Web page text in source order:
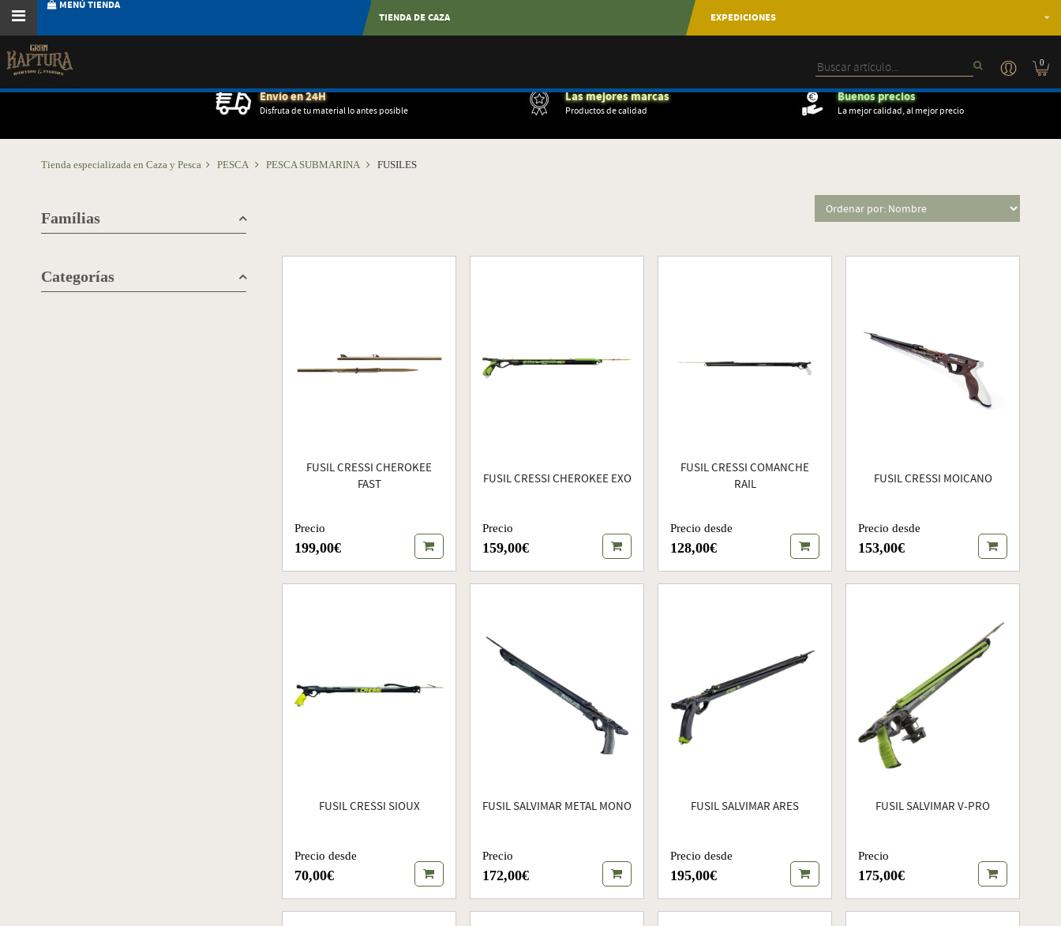
MENÚ TIENDA
TIENDA DE CAZA
EXPEDICIONES
0
Envío en 24H
Disfruta de tu material lo antes posible
Las mejores marcas
Productos de calidad
Buenos precios
La mejor calidad, al mejor precio
Tienda especializada en Caza y Pesca PESCA PESCA SUBMARINA FUSILES
Famílias
Categorías
FUSIL CRESSI CHEROKEE
FAST
Precio
199,00€
FUSIL CRESSI CHEROKEE EXO
Precio
159,00€
FUSIL CRESSI COMANCHE
RAIL
Precio desde
128,00€
FUSIL CRESSI MOICANO
Precio desde
153,00€
FUSIL CRESSI SIOUX
Precio desde
70,00€
FUSIL SALVIMAR METAL MONO
Precio
172,00€
FUSIL SALVIMAR ARES
Precio desde
195,00€
FUSIL SALVIMAR V-PRO
Precio
175,00€